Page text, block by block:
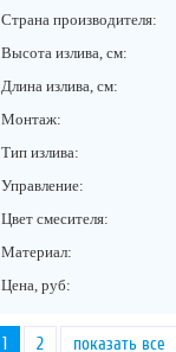
Страна производителя:
Высота излива, см:
Длина излива, см:
Монтаж:
Тип излива:
Управление:
Цвет смесителя:
Материал:
Цена, руб:
1 2 показать все